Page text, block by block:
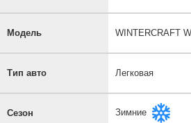
Модель WINTERCRAFT
Тип авто Легковая
Сезон Зимние